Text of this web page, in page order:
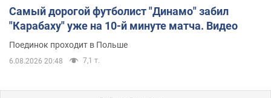
Самый дорогой футболист "Динамо" забил
"Карабаху" уже на 10-й минуте матча. Видео
Поединок проходит в Польше
6.08.2026 20:48 7,1 т.